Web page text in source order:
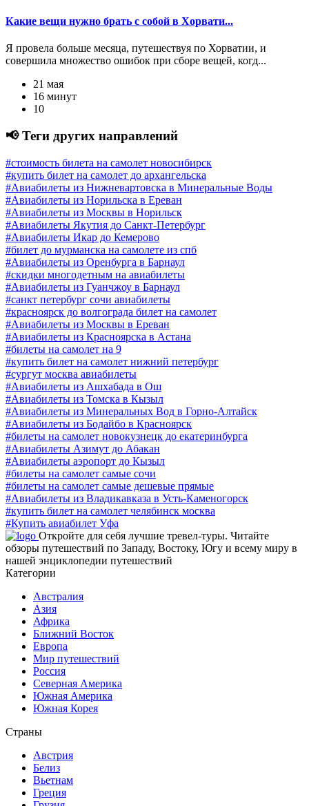
Какие вещи нужно брать с собой в Хорвати...
Я провела больше месяца, путешествуя по Хорватии, и
совершила множество ошибок при сборе вещей, когд...
21 мая
16 минут
10
📢 Теги других направлений
#стоимость билета на самолет новосибирск
#купить билет на самолет до архангельска
#Авиабилеты из Нижневартовска в Минеральные Воды
#Авиабилеты из Норильска в Ереван
#Авиабилеты из Москвы в Норильск
#Авиабилеты Якутия до Санкт-Петербург
#Авиабилеты Икар до Кемерово
#билет до мурманска на самолете из спб
#Авиабилеты из Оренбурга в Барнаул
#скидки многодетным на авиабилеты
#Авиабилеты из Гуанчжоу в Барнаул
#санкт петербург сочи авиабилеты
#красноярск до волгограда билет на самолет
#Авиабилеты из Москвы в Ереван
#Авиабилеты из Красноярска в Астана
#билеты на самолет на 9
#купить билет на самолет нижний петербург
#сургут москва авиабилеты
#Авиабилеты из Ашхабада в Ош
#Авиабилеты из Томска в Кызыл
#Авиабилеты из Минеральных Вод в Горно-Алтайск
#Авиабилеты из Бодайбо в Красноярск
#билеты на самолет новокузнецк до екатеринбурга
#Авиабилеты Азимут до Абакан
#Авиабилеты аэропорт до Кызыл
#билеты на самолет самые сочи
#билеты на самолет самые дешевые прямые
#Авиабилеты из Владикавказа в Усть-Каменогорск
#купить билет на самолет челябинск москва
#Купить авиабилет Уфа
Откройте для себя лучшие тревел-туры. Читайте
обзоры путешествий по Западу, Востоку, Югу и всему миру в
нашей энциклопедии путешествий
Категории
Австралия
Азия
Африка
Ближний Восток
Европа
Мир путешествий
Россия
Северная Америка
Южная Америка
Южная Корея
Страны
Австрия
Белиз
Вьетнам
Греция